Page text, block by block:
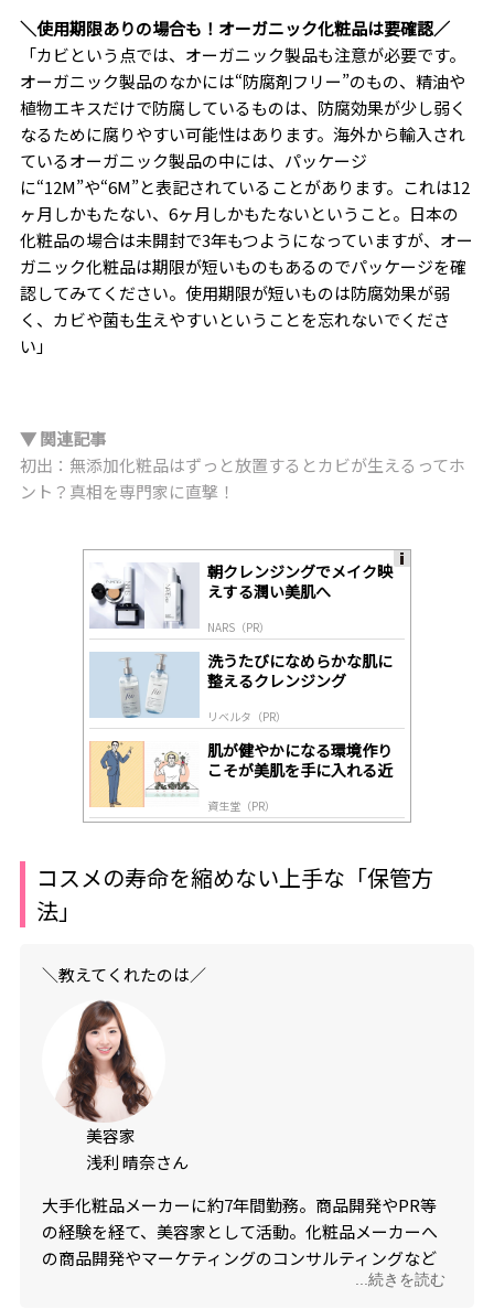
＼使用期限ありの場合も！オーガニック化粧品は要確認／
「カビという点では、オーガニック製品も注意が必要です。
オーガニック製品のなかには“防腐剤フリー”のもの、精油や
植物エキスだけで防腐しているものは、防腐効果が少し弱く
なるために腐りやすい可能性はあります。海外から輸入され
ているオーガニック製品の中には、パッケージ
に“12M”や“6M”と表記されていることがあります。これは12
ヶ月しかもたない、6ヶ月しかもたないということ。日本の
化粧品の場合は未開封で3年もつようになっていますが、オー
ガニック化粧品は期限が短いものもあるのでパッケージを確
認してみてください。使用期限が短いものは防腐効果が弱
く、カビや菌も生えやすいということを忘れないでくださ
い」
▼ 関連記事
初出：無添加化粧品はずっと放置するとカビが生えるってホ
ント？真相を専門家に直撃！
朝クレンジングでメイク映
えする潤い美肌へ
NARS（PR）
洗うたびになめらかな肌に
整えるクレンジング
リベルタ（PR）
肌が健やかになる環境作り
こそが美肌を手に入れる近
資生堂（PR）
コスメの寿命を縮めない上手な「保管方
法」
＼教えてくれたのは／
美容家
浅利 晴奈さん
大手化粧品メーカーに約7年間勤務。商品開発やPR等
の経験を経て、美容家として活動。化粧品メーカーへ
の商品開発やマーケティングのコンサルティングなど
も行う。美容好きが高じて、多数の美容資格も取得
...続きを読む